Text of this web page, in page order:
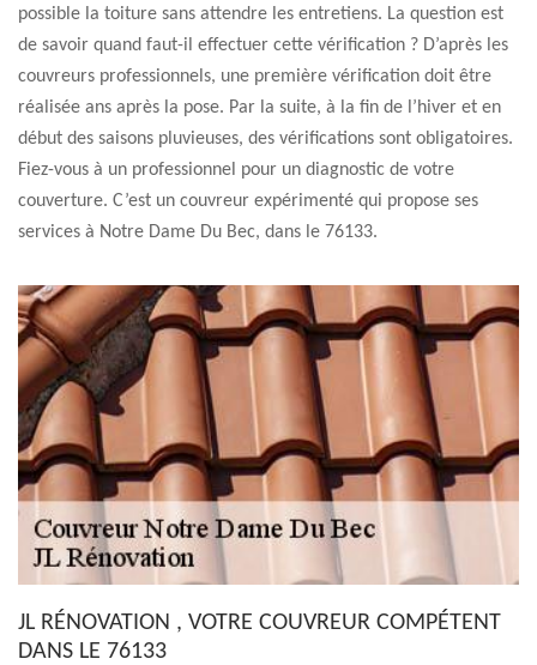
possible la toiture sans attendre les entretiens. La question est
de savoir quand faut-il effectuer cette vérification ? D’après les
couvreurs professionnels, une première vérification doit être
réalisée ans après la pose. Par la suite, à la fin de l’hiver et en
début des saisons pluvieuses, des vérifications sont obligatoires.
Fiez-vous à un professionnel pour un diagnostic de votre
couverture. C’est un couvreur expérimenté qui propose ses
services à Notre Dame Du Bec, dans le 76133.
JL RÉNOVATION , VOTRE COUVREUR COMPÉTENT
DANS LE 76133